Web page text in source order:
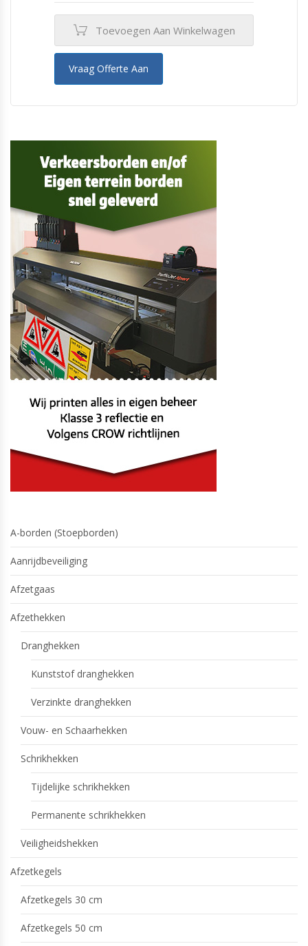
Toevoegen Aan Winkelwagen
Vraag Offerte Aan
A-borden (Stoepborden)
Aanrijdbeveiliging
Afzetgaas
Afzethekken
Dranghekken
Kunststof dranghekken
Verzinkte dranghekken
Vouw- en Schaarhekken
Schrikhekken
Tijdelijke schrikhekken
Permanente schrikhekken
Veiligheidshekken
Afzetkegels
Afzetkegels 30 cm
Afzetkegels 50 cm